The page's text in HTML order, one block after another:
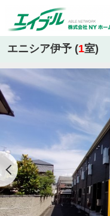
エニシア伊予 (1室)